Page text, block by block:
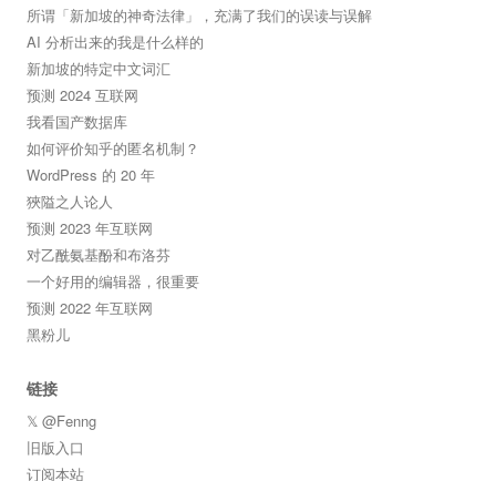
所谓「新加坡的神奇法律」，充满了我们的误读与误解
AI 分析出来的我是什么样的
新加坡的特定中文词汇
预测 2024 互联网
我看国产数据库
如何评价知乎的匿名机制？
WordPress 的 20 年
狹隘之人论人
预测 2023 年互联网
对乙酰氨基酚和布洛芬
一个好用的编辑器，很重要
预测 2022 年互联网
黑粉儿
链接
𝕏 @Fenng
旧版入口
订阅本站